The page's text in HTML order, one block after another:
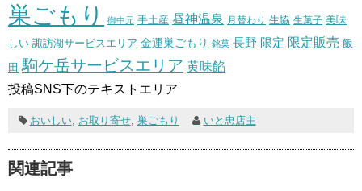
巣ごもり 御中元 手土産 昼神温泉 月替わり 生協 生菓子 美味
しい 諏訪湖サービスエリア 金運巣ごもり 銘菓 長野 限定 限定販売 飯
田 駒ケ岳サービスエリア 黄味餡
投稿SNS下のテキストエリア
おいしい, お取り寄せ, 巣ごもり いと忠店主
関連記事